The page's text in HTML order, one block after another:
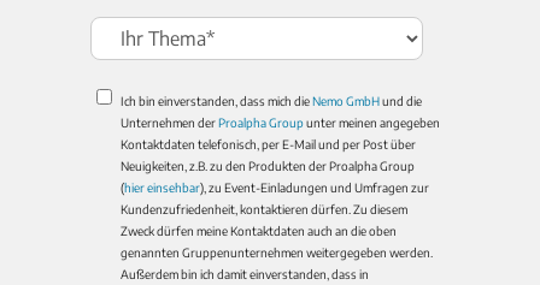
Ich bin einverstanden, dass mich dieNemo GmbHund die
Unternehmen derProalpha Groupunter meinen angegeben
Kontaktdaten telefonisch, per E-Mail und per Post über
Neuigkeiten, z.B. zu den Produkten der Proalpha Group
(hier einsehbar), zu Event-Einladungen und Umfragen zur
Kundenzufriedenheit, kontaktieren dürfen. Zu diesem
Zweck dürfen meine Kontaktdaten auch an die oben
genannten Gruppenunternehmen weitergegeben werden.
Außerdem bin ich damit einverstanden, dass in